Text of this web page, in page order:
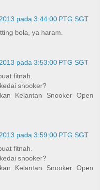
pada 3:44:00 PTG SGT
bola, ya haram.
pada 3:53:00 PTG SGT
fitnah.
snooker?
Kelantan Snooker Open
pada 3:59:00 PTG SGT
fitnah.
snooker?
Kelantan Snooker Open